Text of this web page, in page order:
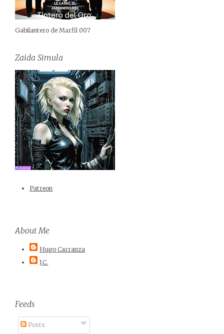
Gabilantero de Marfil 007
Zaida Simula
Patreon
About Me
Hugo Carranza
J.C.
Feeds
Posts